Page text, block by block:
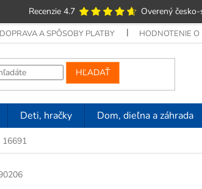
Recenzie 4.7 Overený
DOPRAVA A SPÔSOBY PLATBY HODNOTENIE
HĽADAŤ
Deti, hračky Dom, dieľna a záhrada
16691